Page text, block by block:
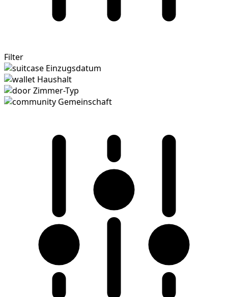
Filter
Einzugsdatum
Haushalt
Zimmer-Typ
Gemeinschaft